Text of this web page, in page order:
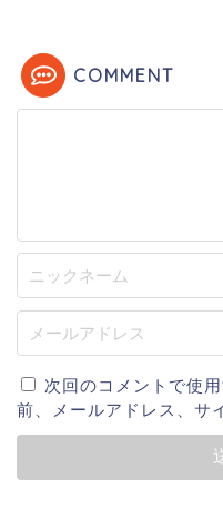
COMMENT
次回のコメントで使
前、メールアドレス、サ